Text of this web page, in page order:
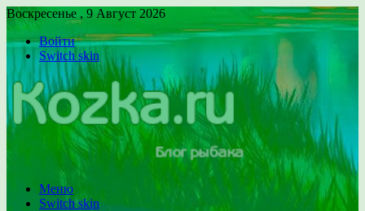
Воскресенье , 9 Август 2026
Войти
Switch skin
Меню
Switch skin